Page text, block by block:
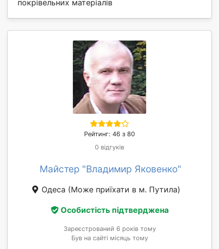
покрівельних матеріалів
Рейтинг: 46 з 80
0 відгуків
Майстер "Владимир Яковенко"
Одеса (Може приїхати в м. Путила)
Особистість підтверджена
Зареєстрований 6 років тому
Був на сайті місяць тому